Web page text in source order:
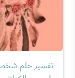
تفسير حلم شخص